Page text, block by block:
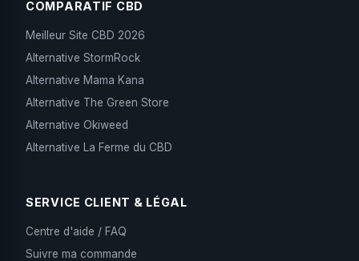
COMPARATIF CBD
Meilleur Site CBD 2026
Alternative StormRock
Alternative Mama Kana
Alternative The Green Store
Alternative Okiweed
Alternative La Ferme du CBD
SERVICE CLIENT & LÉGAL
Centre d'aide / FAQ
Suivre ma commande